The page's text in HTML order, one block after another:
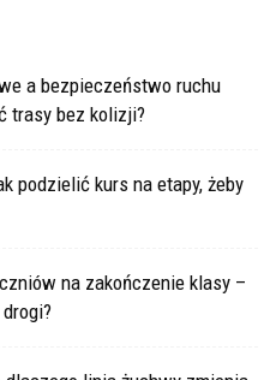
a bezpieczeństwo ruchu
trasy bez kolizji?
podzielić kurs na etapy, żeby
na zakończenie klasy –